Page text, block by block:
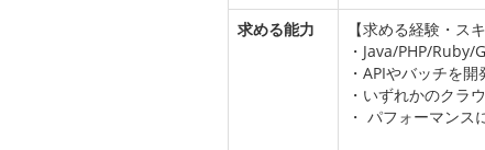
求める能力
【求める経験・スキ
・Java/PHP/
・APIやバッチを
・いずれかのクラ
・ パフォーマン